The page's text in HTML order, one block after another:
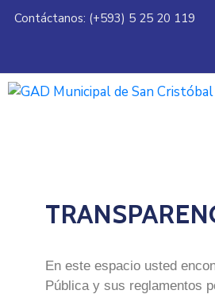
Contáctanos: (+593) 5 25 20 119
En este espacio usted
Pública y sus reglamentos